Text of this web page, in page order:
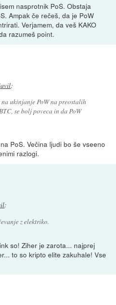
nasprotnik PoS. Obstaja
Ampak če rečeš, da je PoW
Verjamem, da veš KAKO
razumeš point.
:
ukinjanje PoW na preostalih
se bolj poveca in da PoW
PoS. Večina ljudi bo še vseeno
razlogi.
:
z elektriko.
so! Ziher je zarota... najprej
to so kripto elite zakuhale! Vse